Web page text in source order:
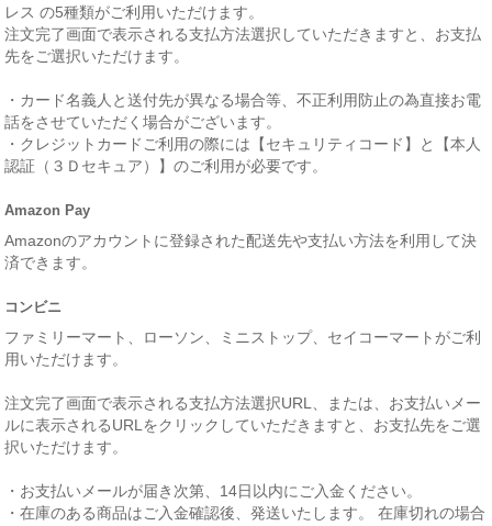
レス の5種類がご利用いただけます。
注文完了画面で表示される支払方法選択していただきますと、お支払
先をご選択いただけます。
・カード名義人と送付先が異なる場合等、不正利用防止の為直接お電
話をさせていただく場合がございます。
・クレジットカードご利用の際には【セキュリティコード】と【本人
認証（３Ｄセキュア）】のご利用が必要です。
Amazon Pay
Amazonのアカウントに登録された配送先や支払い方法を利用して決
済できます。
コンビニ
ファミリーマート、ローソン、ミニストップ、セイコーマートがご利
用いただけます。
注文完了画面で表示される支払方法選択URL、または、お支払いメー
ルに表示されるURLをクリックしていただきますと、お支払先をご選
択いただけます。
・お支払いメールが届き次第、14日以内にご入金ください。
・在庫のある商品はご入金確認後、発送いたします。 在庫切れの場合